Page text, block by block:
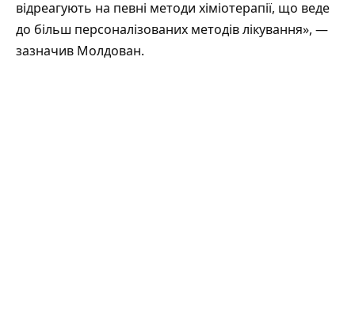
відреагують на певні методи хіміотерапії, що веде
до більш персоналізованих методів лікування», —
зазначив Молдован.